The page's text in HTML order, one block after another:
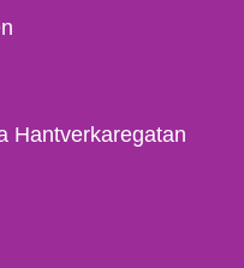
Hantverkaregatan